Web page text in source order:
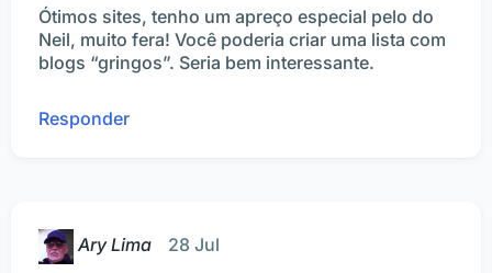
Ótimos sites, tenho um apreço especial pelo do
Neil, muito fera! Você poderia criar uma lista com
blogs “gringos”. Seria bem interessante.
Responder
Ary Lima
28 Jul